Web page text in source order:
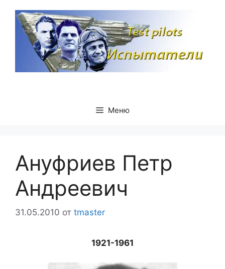
содержимому
Меню
Ануфриев Петр
Андреевич
31.05.2010 от tmaster
1921-1961